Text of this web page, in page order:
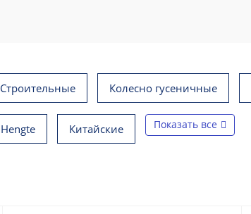
Строительные Колесно гусеничные
Hengte Китайские Показать все